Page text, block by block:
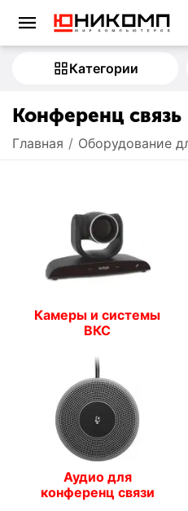
Категории
Конференц связь
Главная / Оборудование
Камеры и системы
ВКС
Аудио для
конференц связи